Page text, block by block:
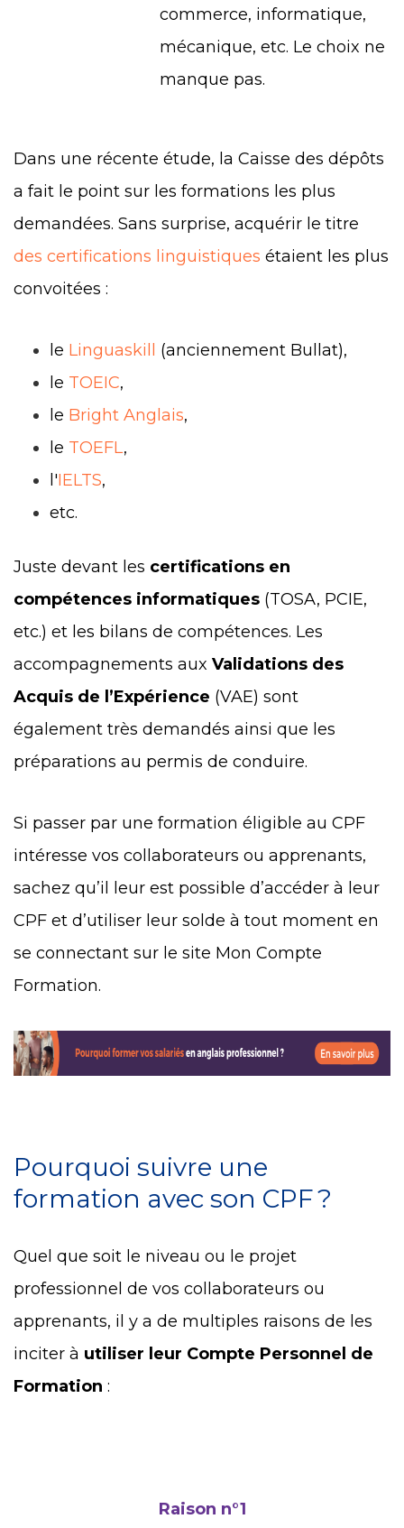
commerce, informatique,
mécanique, etc. Le choix ne
manque pas.
Dans une récente étude, la Caisse des dépôts
a fait le point sur les formations les plus
demandées. Sans surprise, acquérir le titre
des certifications linguistiques étaient les plus
convoitées :
le Linguaskill (anciennement Bullat),
le TOEIC,
le Bright Anglais,
le TOEFL,
l'IELTS,
etc.
Juste devant les certifications en
compétences informatiques (TOSA, PCIE,
etc.) et les bilans de compétences. Les
accompagnements aux Validations des
Acquis de l’Expérience (VAE) sont
également très demandés ainsi que les
préparations au permis de conduire.
Si passer par une formation éligible au CPF
intéresse vos collaborateurs ou apprenants,
sachez qu’il leur est possible d’accéder à leur
CPF et d’utiliser leur solde à tout moment en
se connectant sur le site Mon Compte
Formation.
Pourquoi suivre une
formation avec son CPF ?
Quel que soit le niveau ou le projet
professionnel de vos collaborateurs ou
apprenants, il y a de multiples raisons de les
inciter à utiliser leur Compte Personnel de
Formation :
Raison n°1